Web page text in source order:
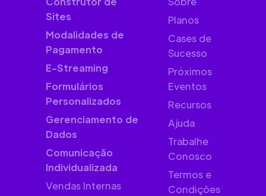
Sites
Modalidades de
Pagamento
E-Streaming
Formulários
Personalizados
Gerenciamento de
Dados
Comunicação
Individualizada
Vendas Internas
Planos
Cases de
Sucesso
Próximos
Eventos
Recursos
Ajuda
Trabalhe
Conosco
Termos e
Condições